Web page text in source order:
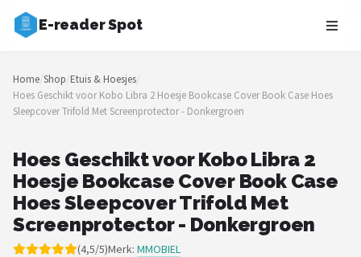
E-reader Spot
Zoeken
NAVIGATIE
Shop
Merken
Blog
Auteurs
Home/Shop/Etuis & Hoesjes/
Hoes Geschikt voor Kobo Libra 2 Hoesje Bookcase Cover Book Case Hoes
Sleepcover Trifold Met Screenprotector - Donkergroen
Hoes Geschikt voor Kobo Libra 2
Hoesje Bookcase Cover Book Case
Hoes Sleepcover Trifold Met
Screenprotector - Donkergroen
(4,5/5)Merk: MMOBIEL